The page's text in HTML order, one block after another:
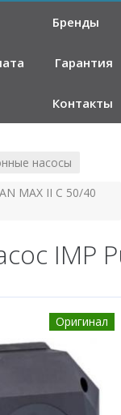
Бренды
Гарантия
Контакты
насосы
MAX II C 50/40
IMP
Оригинал